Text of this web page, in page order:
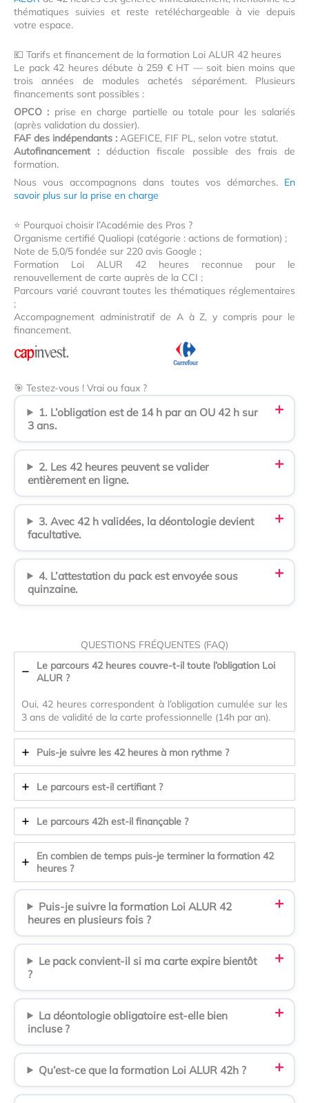
thématiques suivies et reste retéléchargeable à vie depuis
votre espace.
💶 Tarifs et financement de la formation Loi ALUR 42 heures
Le pack 42 heures débute à 259 € HT — soit bien moins que
trois années de modules achetés séparément. Plusieurs
financements sont possibles :
OPCO : prise en charge partielle ou totale pour les salariés
(après validation du dossier).
FAF des indépendants : AGEFICE, FIF PL, selon votre statut.
Autofinancement : déduction fiscale possible des frais de
formation.
Nous vous accompagnons dans toutes vos démarches. En
savoir plus sur la prise en charge
⭐ Pourquoi choisir l’Académie des Pros ?
Organisme certifié Qualiopi (catégorie : actions de formation) ;
Note de 5,0/5 fondée sur 220 avis Google ;
Formation Loi ALUR 42 heures reconnue pour le
renouvellement de carte auprès de la CCI ;
Parcours varié couvrant toutes les thématiques réglementaires
;
Accompagnement administratif de A à Z, y compris pour le
financement.
🎯 Testez-vous ! Vrai ou faux ?
1. L’obligation est de 14 h par an OU 42 h sur
3 ans.
2. Les 42 heures peuvent se valider
entièrement en ligne.
3. Avec 42 h validées, la déontologie devient
facultative.
4. L’attestation du pack est envoyée sous
quinzaine.
QUESTIONS FRÉQUENTES (FAQ)
Le parcours 42 heures couvre-t-il toute l’obligation Loi
ALUR ?
Oui, 42 heures correspondent à l’obligation cumulée sur les
3 ans de validité de la carte professionnelle (14h par an).
Puis-je suivre les 42 heures à mon rythme ?
Le parcours est-il certifiant ?
Le parcours 42h est-il finançable ?
En combien de temps puis-je terminer la formation 42
heures ?
Puis-je suivre la formation Loi ALUR 42
heures en plusieurs fois ?
Le pack convient-il si ma carte expire bientôt
?
La déontologie obligatoire est-elle bien
incluse ?
Qu’est-ce que la formation Loi ALUR 42h ?